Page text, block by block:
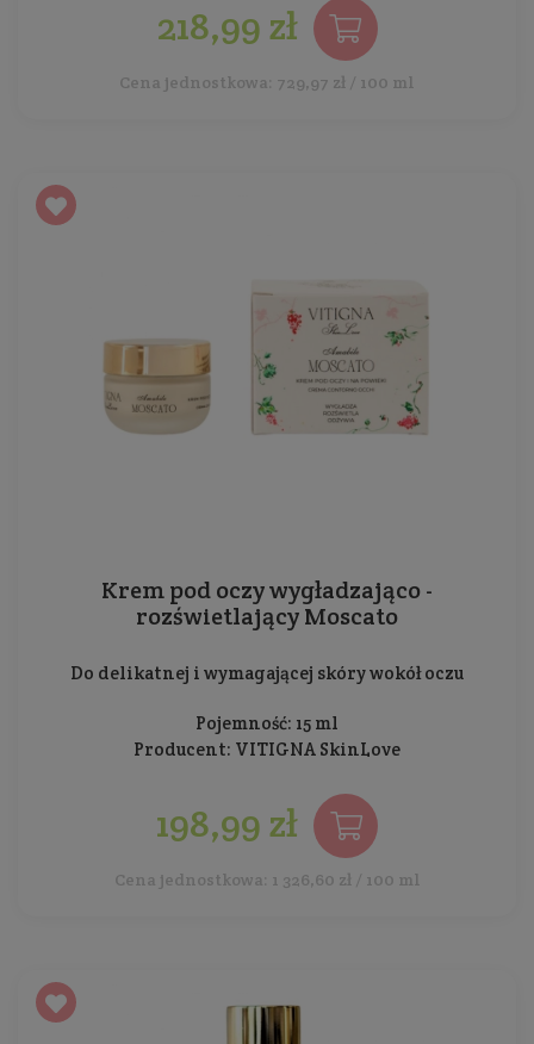
218,99 zł
Cena jednostkowa: 729,97 zł / 100 ml
Krem pod oczy wygładzająco -
rozświetlający Moscato
Do delikatnej i wymagającej skóry wokół oczu
Pojemność: 15 ml
Producent: VITIGNA SkinLove
198,99 zł
Cena jednostkowa: 1 326,60 zł / 100 ml